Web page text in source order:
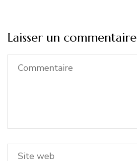
Laisser un commentaire